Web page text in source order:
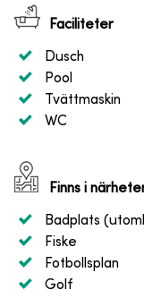
Faciliteter
Dusch
Pool
Tvättmaskin
WC
Finns i
Badplats
Fiske
Fotbollsplan
Golf